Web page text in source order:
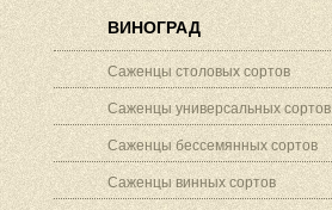
ВИНОГРАД
Саженцы столовых сортов
Саженцы универсальных сортов
Саженцы бессемянных сортов
Саженцы винных сортов